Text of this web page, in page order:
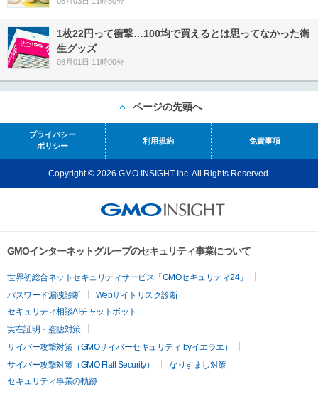
1枚22円って衝撃…100均で買えるとは思ってなかった衛
生グッズ
08月01日 11時00分
ページの先頭へ
プライバシー
ポリシー
利用規約 免責事項
Copyright © 2026 GMO INSIGHT Inc. All Rights Reserved.
GMOインターネットグループのセキュリティ事業について
世界初総合ネットセキュリティサービス「GMOセキュリティ24」
パスワード漏洩診断
Webサイトリスク診断
セキュリティ相談AIチャットボット
実在証明・盗聴対策
サイバー攻撃対策（GMOサイバーセキュリティ byイエラエ）
サイバー攻撃対策（GMO Flatt Security）
なりすまし対策
セキュリティ事業の軌跡